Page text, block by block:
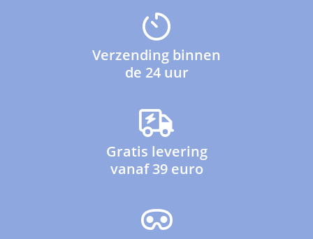
Verzending binnen
de 24 uur
Gratis levering
vanaf 39 euro